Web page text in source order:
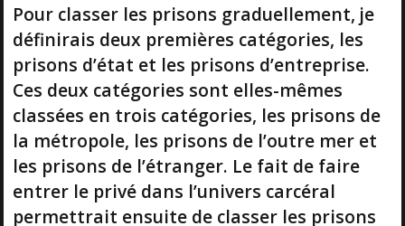
Pour classer les prisons graduellement, je
définirais deux premières catégories, les
prisons d’état et les prisons d’entreprise.
Ces deux catégories sont elles-mêmes
classées en trois catégories, les prisons de
la métropole, les prisons de l’outre mer et
les prisons de l’étranger. Le fait de faire
entrer le privé dans l’univers carcéral
permettrait ensuite de classer les prisons